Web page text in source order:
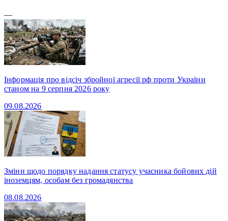
—
Інформація про відсіч збройної агресії рф проти України
станом на 9 серпня 2026 року
09.08.2026
Зміни щодо порядку надання статусу учасника бойових дій
іноземцям, особам без громадянства
08.08.2026